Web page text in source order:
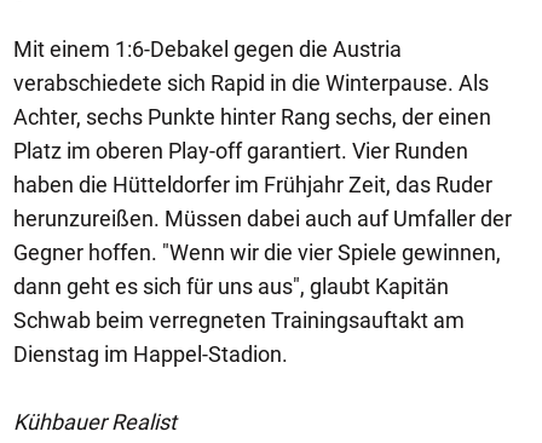
Mit einem 1:6-Debakel gegen die Austria
verabschiedete sich Rapid in die Winterpause. Als
Achter, sechs Punkte hinter Rang sechs, der einen
Platz im oberen Play-off garantiert. Vier Runden
haben die Hütteldorfer im Frühjahr Zeit, das Ruder
herunzureißen. Müssen dabei auch auf Umfaller der
Gegner hoffen. "Wenn wir die vier Spiele gewinnen,
dann geht es sich für uns aus", glaubt Kapitän
Schwab beim verregneten Trainingsauftakt am
Dienstag im Happel-Stadion.
Kühbauer Realist